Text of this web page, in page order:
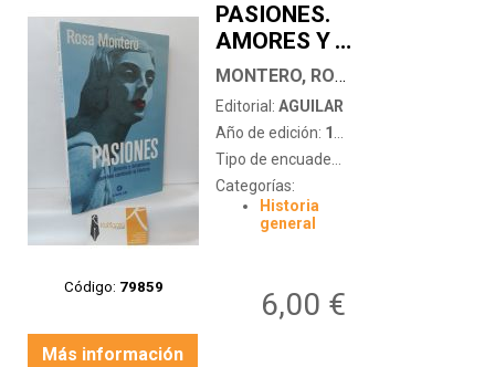
Código: 79859
PASIONES.
AMORES Y
DESAMORES
QUE HAN
CAMBIADO
LA
HISTORIA
…
MONTERO, ROSA
Editorial: AGUILAR
Año de edición: 1999
Tipo de encuadernación:
Categorías:
Historia
general
6,00 €
Más información